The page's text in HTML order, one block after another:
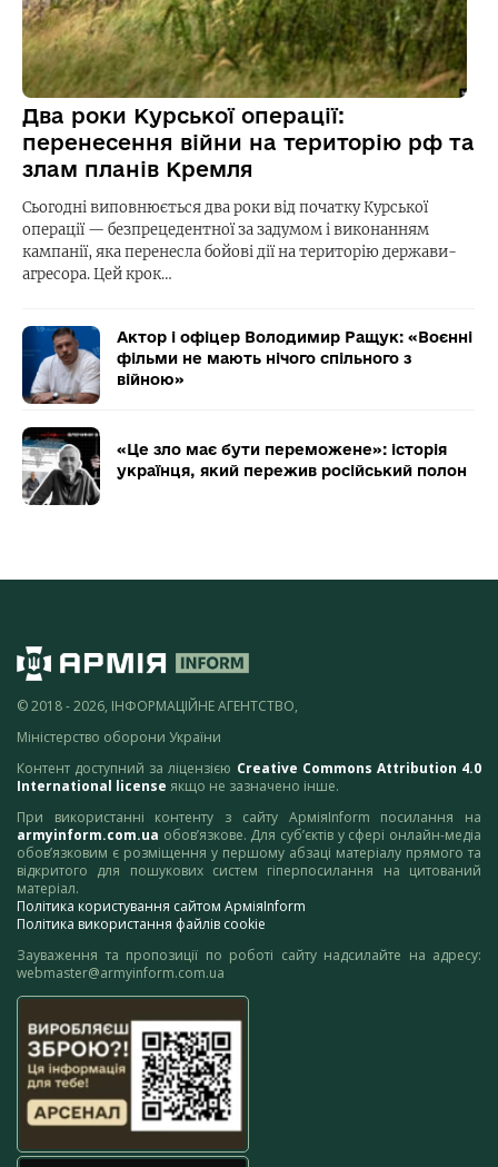
Два роки Курської операції:
перенесення війни на територію рф та
злам планів Кремля
Сьогодні виповнюється два роки від початку Курської
операції — безпрецедентної за задумом і виконанням
кампанії, яка перенесла бойові дії на територію держави-
агресора. Цей крок…
Актор і офіцер Володимир Ращук: «Воєнні
фільми не мають нічого спільного з
війною»
«Це зло має бути переможене»: історія
українця, який пережив російський полон
© 2018 - 2026, ІНФОРМАЦІЙНЕ АГЕНТСТВО,
Міністерство оборони України
Контент доступний за ліцензією Creative Commons Attribution 4.0
International license якщо не зазначено інше.
При використанні контенту з сайту АрміяInform посилання на
armyinform.com.ua обов’язкове. Для суб’єктів у сфері онлайн-медіа
обов’язковим є розміщення у першому абзаці матеріалу прямого та
відкритого для пошукових систем гіперпосилання на цитований
матеріал.
Політика користування сайтом АрміяInform
Політика використання файлів cookie
Зауваження та пропозиції по роботі сайту надсилайте на адресу:
webmaster@armyinform.com.ua